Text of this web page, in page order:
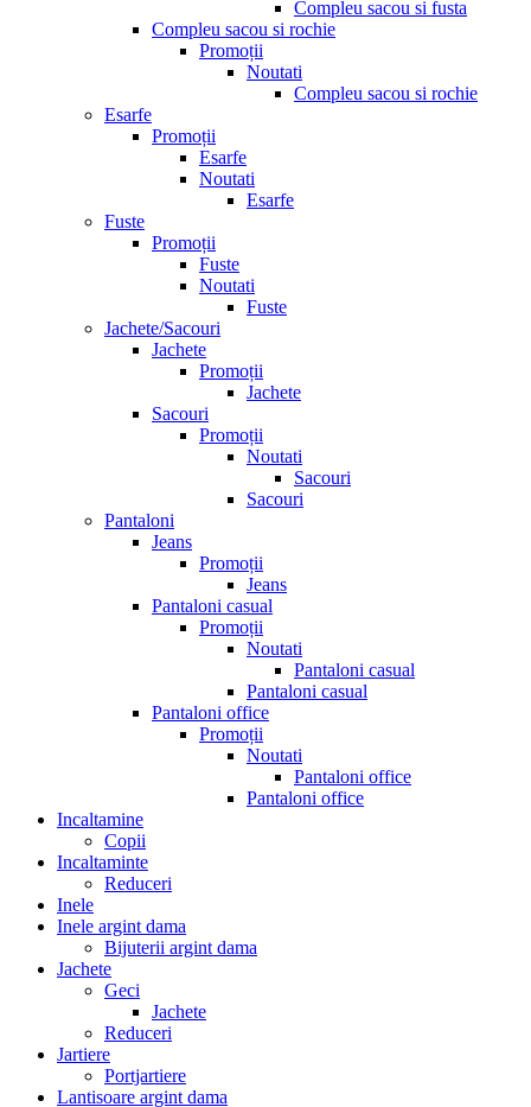
Compleu sacou si fusta
Compleu sacou si rochie
Promoții
Noutati
Compleu sacou si rochie
Esarfe
Promoții
Esarfe
Noutati
Esarfe
Fuste
Promoții
Fuste
Noutati
Fuste
Jachete/Sacouri
Jachete
Promoții
Jachete
Sacouri
Promoții
Noutati
Sacouri
Sacouri
Pantaloni
Jeans
Promoții
Jeans
Pantaloni casual
Promoții
Noutati
Pantaloni casual
Pantaloni casual
Pantaloni office
Promoții
Noutati
Pantaloni office
Pantaloni office
Incaltamine
Copii
Incaltaminte
Reduceri
Inele
Inele argint dama
Bijuterii argint dama
Jachete
Geci
Jachete
Reduceri
Jartiere
Portjartiere
Lantisoare argint dama